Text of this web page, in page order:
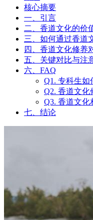
核心摘要
一、引言
二、香道文化的价
三、如何通过香道
四、香道文化修养
五、关键对比与注
六、FAQ
Q1. 专科生如
Q2. 香道文化
Q3. 香道文化
七、结论